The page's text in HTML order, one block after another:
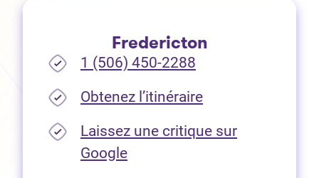
Fredericton
1 (506) 450-2288
Obtenez l’itinéraire(Ouvre dans un
Laissez une critique sur
Google(Ouvre dans un nouvel